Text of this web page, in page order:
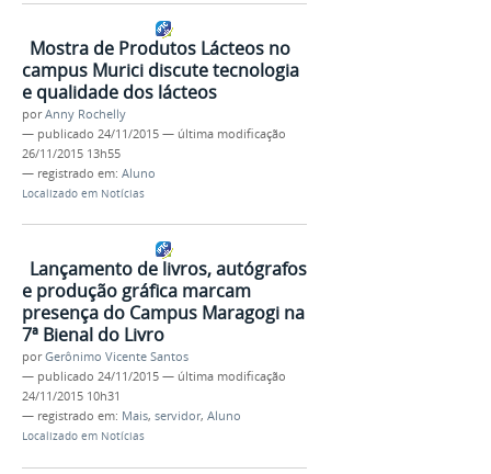
Mostra de Produtos Lácteos no
campus Murici discute tecnologia
e qualidade dos lácteos
porAnny Rochelly
— publicado 24/11/2015 — última modificação
26/11/2015 13h55
— registrado em: Aluno
Localizado em Notícias
Lançamento de livros, autógrafos
e produção gráfica marcam
presença do Campus Maragogi na
7ª Bienal do Livro
porGerônimo Vicente Santos
— publicado 24/11/2015 — última modificação
24/11/2015 10h31
— registrado em: Mais, servidor, Aluno
Localizado em Notícias